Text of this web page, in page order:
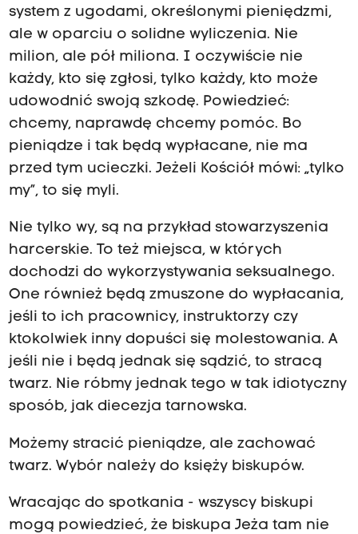
system z ugodami, określonymi pieniędzmi,
ale w oparciu o solidne wyliczenia. Nie
milion, ale pół miliona. I oczywiście nie
każdy, kto się zgłosi, tylko każdy, kto może
udowodnić swoją szkodę. Powiedzieć:
chcemy, naprawdę chcemy pomóc. Bo
pieniądze i tak będą wypłacane, nie ma
przed tym ucieczki. Jeżeli Kościół mówi: „tylko
my”, to się myli.
Nie tylko wy, są na przykład stowarzyszenia
harcerskie. To też miejsca, w których
dochodzi do wykorzystywania seksualnego.
One również będą zmuszone do wypłacania,
jeśli to ich pracownicy, instruktorzy czy
ktokolwiek inny dopuści się molestowania. A
jeśli nie i będą jednak się sądzić, to stracą
twarz. Nie róbmy jednak tego w tak idiotyczny
sposób, jak diecezja tarnowska.
Możemy stracić pieniądze, ale zachować
twarz. Wybór należy do księży biskupów.
Wracając do spotkania - wszyscy biskupi
mogą powiedzieć, że biskupa Jeża tam nie